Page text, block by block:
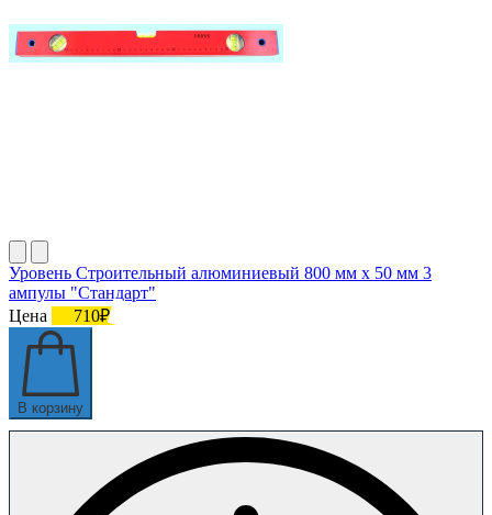
Уровень Строительный алюминиевый 800 мм х 50 мм 3
ампулы "Стандарт"
Цена
710₽
В корзину